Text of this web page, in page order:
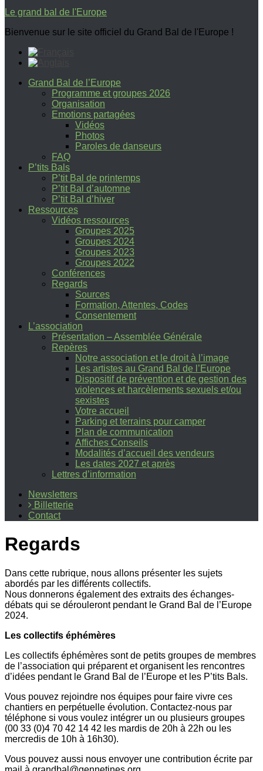
Le grand bal de l'Europe
Bienvenue sur le site officiel du Grand Bal de l'Europe !
Grand Bal de l’Europe
Programme et groupes 2026
Organisation
Emotions partagées
Vidéos
Photos
Paroles de danseurs
FAQ
P’tits Bals
P’tit Bal de printemps
P’tit Bal d’automne
P’tit Bal d’hiver
Ressources
Vidéos ressources
Groupes 2025
Groupes 2024
Groupes 2023
Groupes 2022
Conférences
Regards
Sources
Formation, Attentes, Codes
Consentement
L’association
Présentation – Assemblée Générale
Repères
Notre association et le droit à l’image
Les artistes au Grand Bal de l’Europe
Dispositif de prévention et de gestion des
violences et harcèlements sexuels et/ou
sexistes
Votre accueil
Parking et terrains pour camper
Plan de communication
Affiches Conseils
Modalités d’accueil des vendeurs
Les dates 2027 et après
Lettres d’information
Newsletters
Billetterie
Contact
Regards
Dans cette rubrique, nous allons présenter les sujets
abordés par les différents collectifs.
Nous donnerons également des extraits des échanges-
débats qui se dérouleront pendant le Grand Bal de l’Europe
2024.
Les collectifs éphémères
Les collectifs éphémères sont de petits groupes de membres
de l’association qui préparent et organisent les rencontres
d’idées pendant le Grand Bal de l’Europe et les P’tits Bals.
Vous pouvez rejoindre nos équipes pour faire vivre ces
chantiers en perpétuelle évolution. Contactez-nous par
téléphone si vous voulez intégrer un ou plusieurs groupes
(00 33 (0)4 70 42 14 42 les mardis de 20h à 22h ou les
mercredis de 10h à 16h30).
Vous pouvez aussi nous envoyer une contribution écrite par